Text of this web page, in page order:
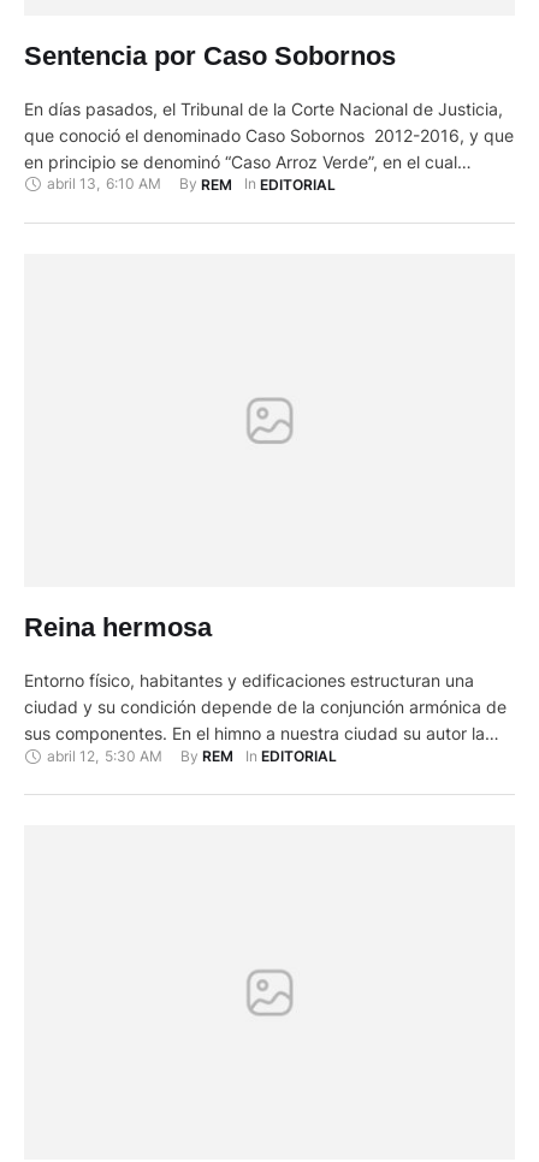
Sentencia por Caso Sobornos
En días pasados, el Tribunal de la Corte Nacional de Justicia,
que conoció el denominado Caso Sobornos 2012-2016, y que
en principio se denominó “Caso Arroz Verde”, en el cual
estuvieron involucrados el ex Presidente Rafael Correa, el ex
abril 13, 6:10 AM By REM In EDITORIAL
Reina hermosa
Entorno físico, habitantes y edificaciones estructuran una
ciudad y su condición depende de la conjunción armónica de
sus componentes. En el himno a nuestra ciudad su autor la
calificó de reina hermosa y, más allá de la connotación
abril 12 5:30 AM By REM In EDITORIAL